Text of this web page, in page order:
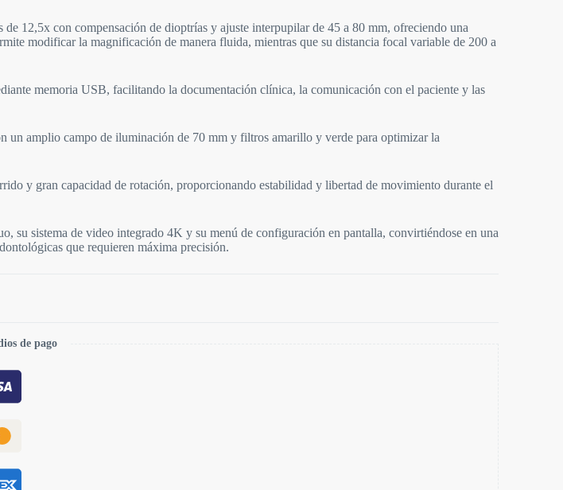
12,5x con compensación de dioptrías y ajuste interpupilar de 45 a 80 mm, ofreciendo una
modificar la magnificación de manera fluida, mientras que su distancia focal variable de 200 a
memoria USB, facilitando la documentación clínica, la comunicación con el paciente y las
un amplio campo de iluminación de 70 mm y filtros amarillo y verde para optimizar la
y gran capacidad de rotación, proporcionando estabilidad y libertad de movimiento durante el
su sistema de video integrado 4K y su menú de configuración en pantalla, convirtiéndose en una
que requieren máxima precisión.
de pago